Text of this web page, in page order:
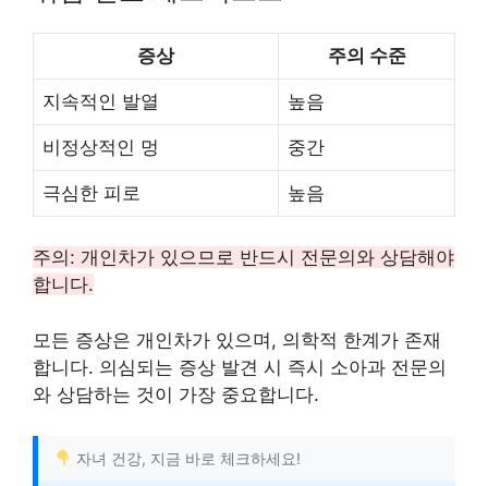
증상 주의 수준
지속적인 발열 높음
비정상적인 멍 중간
극심한 피로 높음
주의: 개인차가 있으므로 반드시 전문의와 상담해야
합니다.
모든 증상은 개인차가 있으며, 의학적 한계가 존재
합니다. 의심되는 증상 발견 시 즉시 소아과 전문의
와 상담하는 것이 가장 중요합니다.
자녀 건강, 지금 바로 체크하세요!